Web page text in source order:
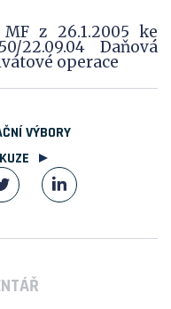
z 26.1.2005 ke
22.09.04 Daňová
operace
VÝBORY